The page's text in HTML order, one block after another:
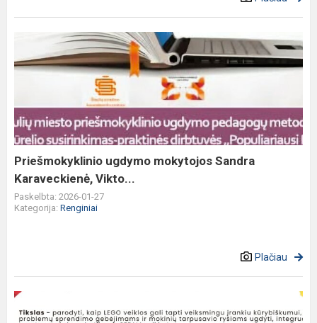
Priešmokyklinio
ugdymo
mokytojos
Karaveckienė,
Vikto...
Priešmokyklinio ugdymo mokytojos Sandra
Karaveckienė, Vikto...
Paskelbta: 2026-01-27
Kategorija: Renginiai
Plačiau
Kviečiame
1–